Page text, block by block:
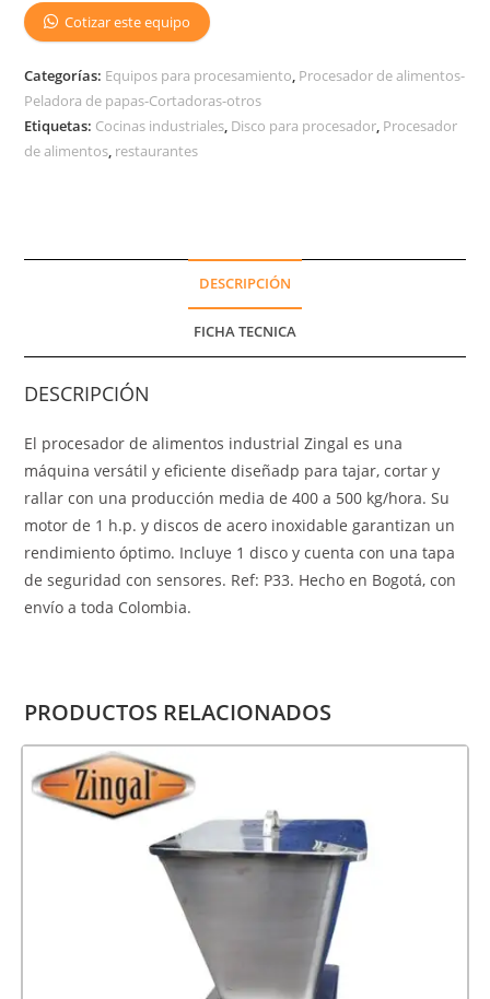
Cotizar este equipo
Categorías: Equipos para procesamiento Procesador de alimentos-
Peladora de papas-Cortadoras-otros
Etiquetas: Cocinas industriales Disco para procesador Procesador
de alimentos restaurantes
DESCRIPCIÓN
FICHA TECNICA
DESCRIPCIÓN
El procesador de alimentos industrial Zingal es una
máquina versátil y eficiente diseñadp para tajar, cortar y
rallar con una producción media de 400 a 500 kg/hora. Su
motor de 1 h.p. y discos de acero inoxidable garantizan un
rendimiento óptimo. Incluye 1 disco y cuenta con una tapa
de seguridad con sensores. Ref: P33. Hecho en Bogotá, con
envío a toda Colombia.
PRODUCTOS RELACIONADOS